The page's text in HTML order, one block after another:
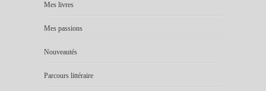
Mes livres
Mes passions
Nouveautés
Parcours littéraire